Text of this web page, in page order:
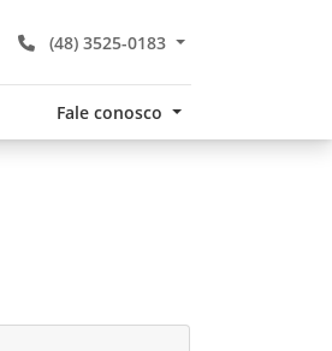
(48) 3525-0183
Fale conosco